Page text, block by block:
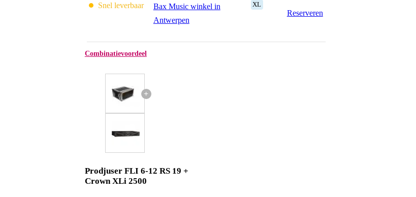
Snel leverbaar
Bax Music winkel in
Antwerpen
XL
Reserveren
Combinatievoordeel
+
Prodjuser FLI 6-12 RS 19 +
Crown XLi 2500